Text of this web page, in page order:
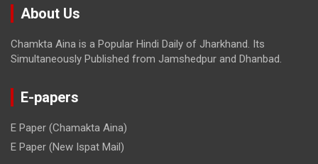
About Us
Chamkta Aina is a Popular Hindi Daily of Jharkhand. Its
Simultaneously Published from Jamshedpur and Dhanbad.
E-papers
E Paper (Chamakta Aina)
E Paper (New Ispat Mail)